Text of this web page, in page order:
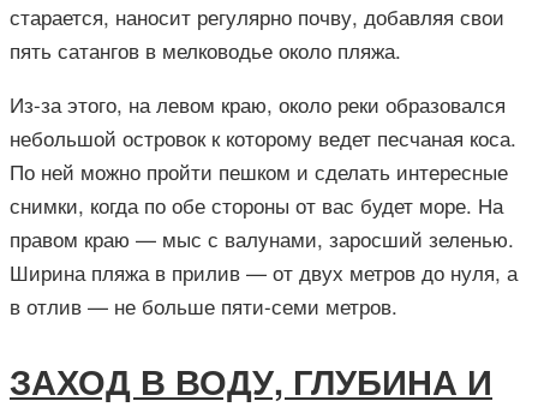
старается, наносит регулярно почву, добавляя свои
пять сатангов в мелководье около пляжа.
Из-за этого, на левом краю, около реки образовался
небольшой островок к которому ведет песчаная коса.
По ней можно пройти пешком и сделать интересные
снимки, когда по обе стороны от вас будет море. На
правом краю — мыс с валунами, заросший зеленью.
Ширина пляжа в прилив — от двух метров до нуля, а
в отлив — не больше пяти-семи метров.
ЗАХОД В ВОДУ, ГЛУБИНА И